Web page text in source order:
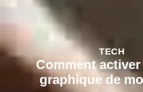
TECH
Comment
graphique de